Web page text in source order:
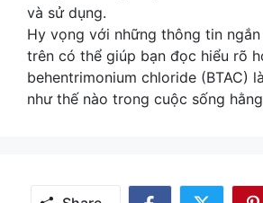
và sử dụng.
Hy vọng với những thông tin
trên có thể giúp bạn đọc hiểu rõ
behentrimonium chloride (BTAC)
như thế nào trong cuộc sống